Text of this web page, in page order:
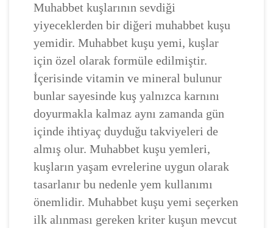
Muhabbet kuşlarının sevdiği
yiyeceklerden bir diğeri muhabbet kuşu
yemidir. Muhabbet kuşu yemi, kuşlar
için özel olarak formüle edilmiştir.
İçerisinde vitamin ve mineral bulunur
bunlar sayesinde kuş yalnızca karnını
doyurmakla kalmaz aynı zamanda gün
içinde ihtiyaç duyduğu takviyeleri de
almış olur. Muhabbet kuşu yemleri,
kuşların yaşam evrelerine uygun olarak
tasarlanır bu nedenle yem kullanımı
önemlidir. Muhabbet kuşu yemi seçerken
ilk alınması gereken kriter kuşun mevcut